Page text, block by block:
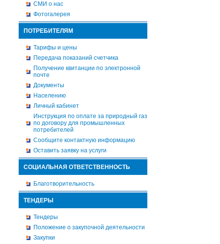
СМИ о нас
Фотогалерея
ПОТРЕБИТЕЛЯМ
Тарифы и цены
Передача показаний счетчика
Получение квитанции по электронной
почте
Документы
Населению
Личный кабинет
Инструкция по оплате за природный газ
по договору для промышленных
потребителей
Сообщите контактную информацию
Оставить заявку на услуги
СОЦИАЛЬНАЯ ОТВЕТСТВЕННОСТЬ
Благотворительность
ТЕНДЕРЫ
Тендеры
Положение о закупочной деятельности
Закупки